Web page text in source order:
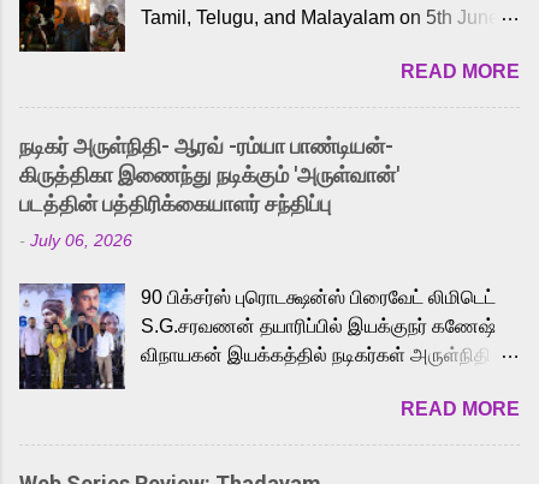
Tamil, Telugu, and Malayalam on 5th June,
received a lot of love from cult He-Man fans
and offered audiences an exciting glimpse
into the world of Eternia, the recently
released Tamil trailer has also generated
strong excitement among Tamil audiences.
Adding to the growing buzz is the film’s
to the iconic superhero He-Man. Known for
memorable songs like “Behene De” from
Raavan, “Oru Maalai” from Ghajini, and
loved for his versatile voice and strong
command over multiple languages, making
him a strong fit for the legendary character.
READ MORE
நடிகர் அருள்நிதி- ஆரவ் -ரம்யா பாண்டியன்-
கிருத்திகா இணைந்து நடிக்கும் 'அருள்வான்'
படத்தின் பத்திரிக்கையாளர் சந்திப்பு
- July 06, 2026
90 பிக்சர்ஸ் புரொடக்ஷன்ஸ் பிரைவேட் லிமிடெட்
S.G.சரவணன் தயாரிப்பில் இயக்குநர் கணேஷ்
விநாயகன் இயக்கத்தில் நடிகர்கள் அருள்நிதி -
முக்கிய வேடத்தில் இணைந்து நடித்திருக்கும்
'அருள்வான்' திரைப்படத்தினை
பத்திரிக்கையாளர் சந்திப்பு சென்னையில்
READ MORE